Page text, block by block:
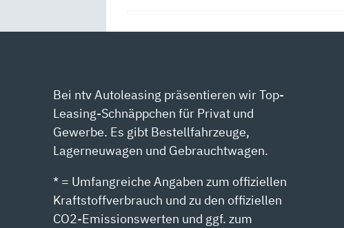
Bei ntv Autoleasing präsentieren wir Top-
Leasing-Schnäppchen für Privat und
Gewerbe. Es gibt Bestellfahrzeuge,
Lagerneuwagen und Gebrauchtwagen.
* = Umfangreiche Angaben zum offiziellen
Kraftstoffverbrauch und zu den offiziellen
CO2-Emissionswerten und ggf. zum